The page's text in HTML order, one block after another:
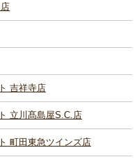
吉祥寺店
立川髙島屋S.C.店
町田東急ツインズ店